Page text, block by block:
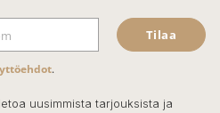
Tilaa
.
uusimmista tarjouksista ja